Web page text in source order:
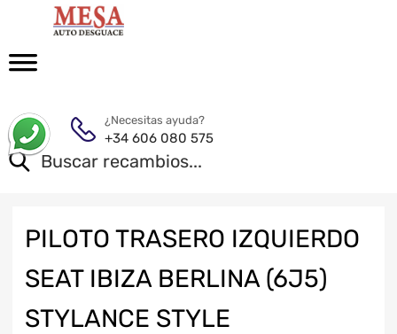
¿Necesitas ayuda?
+34 606 080 575
PILOTO TRASERO IZQUIERDO
SEAT IBIZA BERLINA (6J5)
STYLANCE STYLE